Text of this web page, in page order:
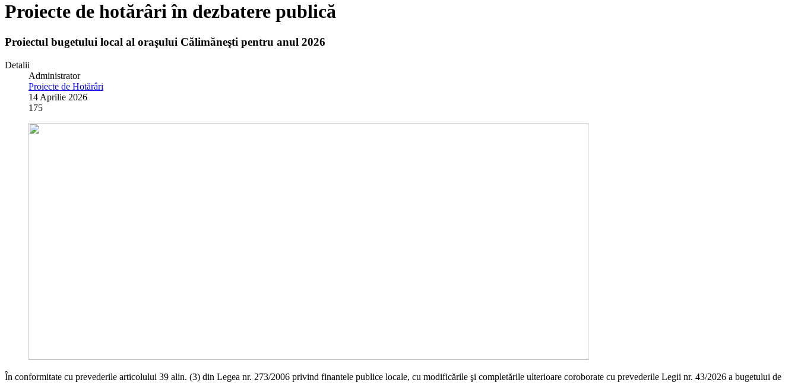
Proiecte de hotărâri în dezbatere publică
Proiectul bugetului local al oraşului Călimăneşti pentru anul 2026
Detalii
Administrator
Proiecte de Hotărâri
14 Aprilie 2026
175
În conformitate cu prevederile articolului 39 alin. (3) din Legea nr. 273/2006 privind finantele publice locale, cu modificările şi completările ulterioare coroborate cu prevederile Legii nr. 43/2026 a bugetului de